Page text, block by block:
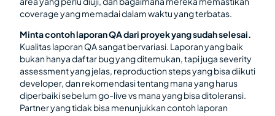
coverage yang memadai dalam waktu yang terbatas.
Minta contoh laporan QA dari proyek yang sudah selesai.
Kualitas laporan QA sangat bervariasi. Laporan yang baik
bukan hanya daftar bug yang ditemukan, tapi juga severity
assessment yang jelas, reproduction steps yang bisa diikuti
developer, dan rekomendasi tentang mana yang harus
diperbaiki sebelum go-live vs mana yang bisa ditoleransi.
Partner yang tidak bisa menunjukkan contoh laporan